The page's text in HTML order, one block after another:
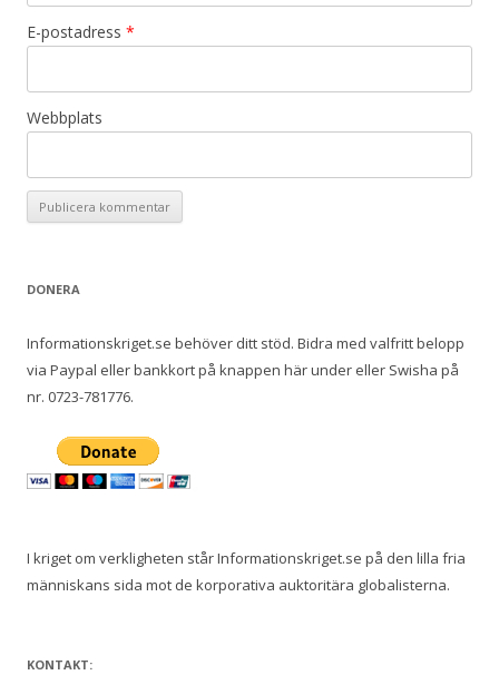
E-postadress *
Webbplats
DONERA
Informationskriget.se behöver ditt stöd. Bidra med valfritt belopp
via Paypal eller bankkort på knappen här under eller Swisha på
nr. 0723-781776.
I kriget om verkligheten står Informationskriget.se på den lilla fria
människans sida mot de korporativa auktoritära globalisterna.
KONTAKT: